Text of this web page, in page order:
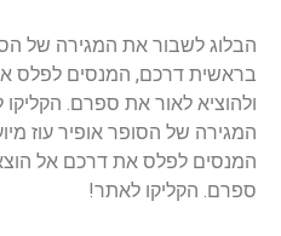
הבלוג לשבור את המגירה של
בראשית דרכם, המנסים לפלס
ולהוציא לאור את ספרם.
המגירה של הסופר אופיר עוז
המנסים לפלס את דרכם אל
ספרם. הקליקו לאתר!